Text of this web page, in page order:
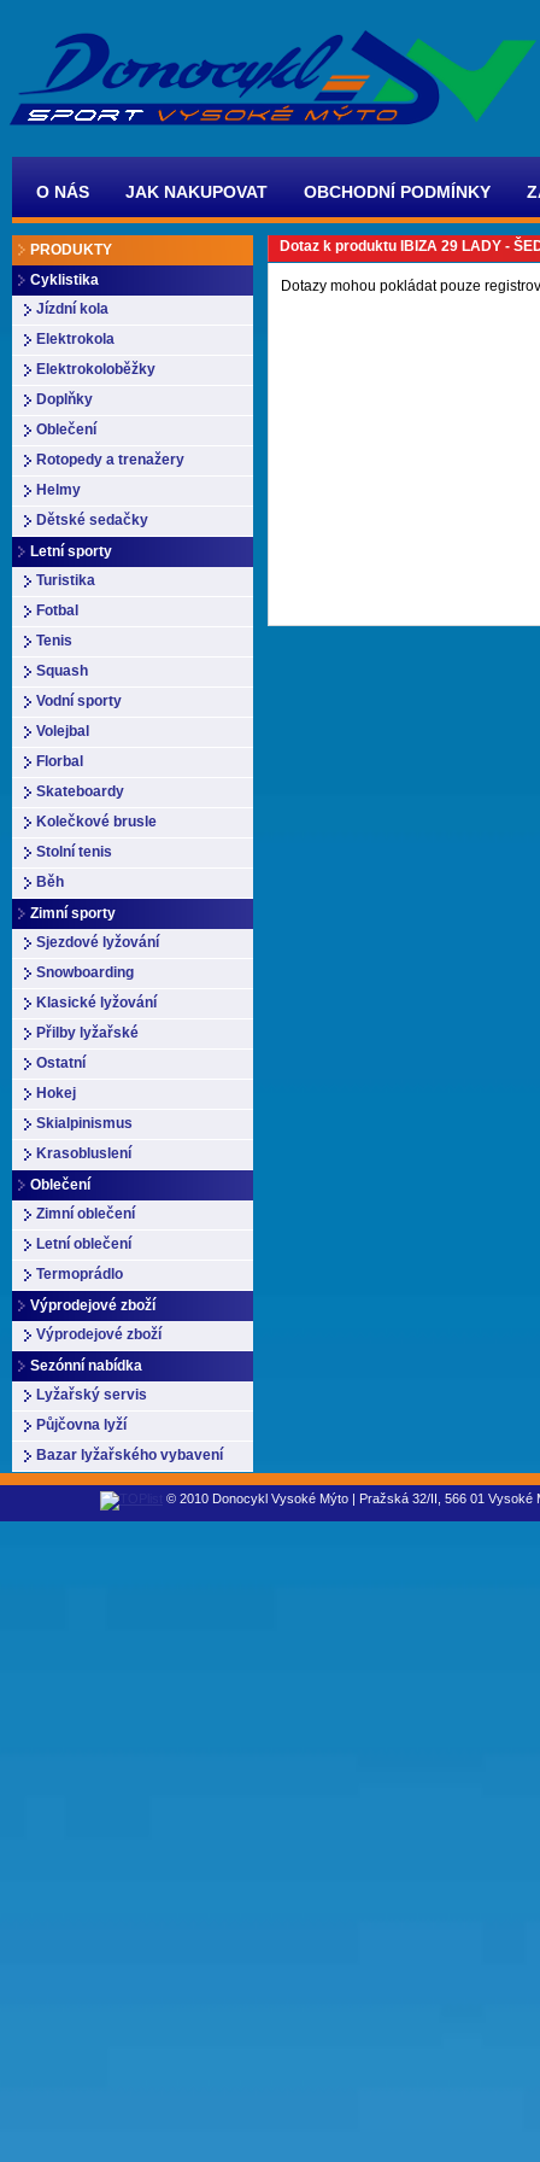
O NÁS JAK NAKUPOVAT OBCHODNÍ PODMÍNKY
PRODUKTY
Cyklistika
Jízdní kola
Elektrokola
Elektrokoloběžky
Doplňky
Oblečení
Rotopedy a trenažery
Helmy
Dětské sedačky
Letní sporty
Turistika
Fotbal
Tenis
Squash
Vodní sporty
Volejbal
Florbal
Skateboardy
Kolečkové brusle
Stolní tenis
Běh
Zimní sporty
Sjezdové lyžování
Snowboarding
Klasické lyžování
Přilby lyžařské
Ostatní
Hokej
Skialpinismus
Krasobluslení
Oblečení
Zimní oblečení
Letní oblečení
Termoprádlo
Výprodejové zboží
Výprodejové zboží
Sezónní nabídka
Lyžařský servis
Půjčovna lyží
Bazar lyžařského vybavení
Dotaz k produktu IBIZA 29 LADY -
Dotazy mohou pokládat pouze
© 2010 Donocykl Vysoké Mýto | Pražská 32/II, 566 01 Vysoké